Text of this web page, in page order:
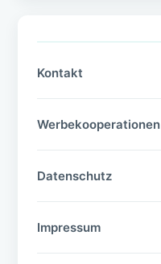
Kontakt
Werbekooperationen
Datenschutz
Impressum